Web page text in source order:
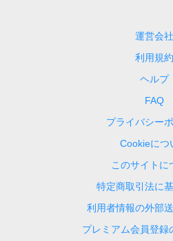
運営会社
利用規約
ヘルプ
FAQ
プライバシー
Cookieにつ
このサイトに
特定商取引法に
利用者情報の外部
プレミアム会員登録